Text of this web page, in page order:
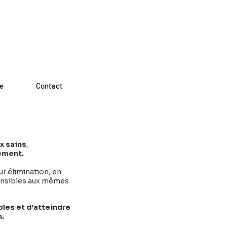
sains,
élimination, en
aux mêmes
et d'atteindre
Contact